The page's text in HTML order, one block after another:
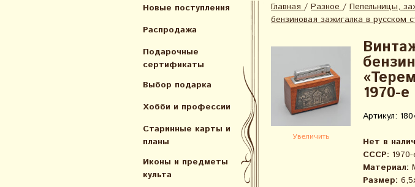
Новые поступления
Распродажа
Подарочные
сертификаты
Выбор подарка
Хобби и профессии
Старинные карты и
планы
Иконы и предметы
культа
Главная / Разное / Пепельницы,
бензиновая зажигалка в русском
Увеличить
1970-е
Артикул:
Нет в
СССР:
Материал:
Размер: